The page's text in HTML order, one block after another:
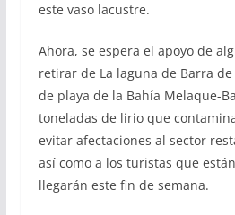
este vaso lacustre.
Ahora, se espera el apoyo de
retirar de La laguna de Barra
de playa de la Bahía Melaque-
toneladas de lirio que
evitar afectaciones al sector
así como a los turistas que
llegarán este fin de semana.